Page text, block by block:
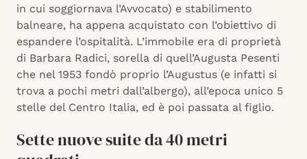
in cui soggiornava l’Avvocato) e stabilimento
balneare, ha appena acquistato con l’obiettivo di
espandere l’ospitalità. L’immobile era di proprietà
di Barbara Radici, sorella di quell’Augusta Pesenti
che nel 1953 fondò proprio l’Augustus (e infatti si
trova a pochi metri dall’albergo), all’epoca unico 5
stelle del Centro Italia, ed è poi passata al figlio.
Sette nuove suite da 40 metri